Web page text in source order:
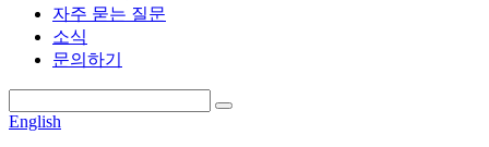
자주 묻는 질문
소식
문의하기
English